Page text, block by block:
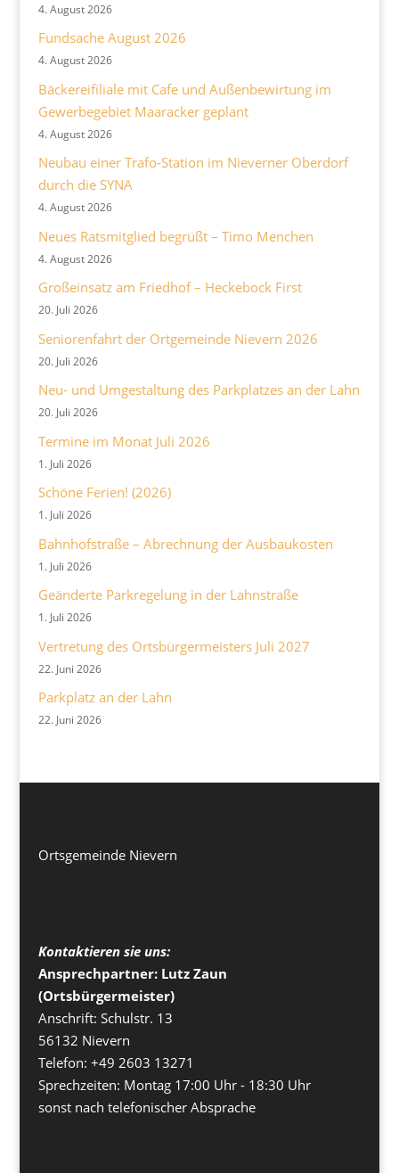
4. August 2026
Fundsache August 2026
4. August 2026
Bäckereifiliale mit Cafe und Außenbewirtung im
Gewerbegebiet Maaracker geplant
4. August 2026
Neubau einer Trafo-Station im Nieverner Oberdorf
durch die SYNA
4. August 2026
Neues Ratsmitglied begrüßt – Timo Menchen
4. August 2026
Großeinsatz am Friedhof – Heckebock First
20. Juli 2026
Seniorenfahrt der Ortgemeinde Nievern 2026
20. Juli 2026
Neu- und Umgestaltung des Parkplatzes an der Lahn
20. Juli 2026
Termine im Monat Juli 2026
1. Juli 2026
Schöne Ferien! (2026)
1. Juli 2026
Bahnhofstraße – Abrechnung der Ausbaukosten
1. Juli 2026
Geänderte Parkregelung in der Lahnstraße
1. Juli 2026
Vertretung des Ortsbürgermeisters Juli 2027
22. Juni 2026
Parkplatz an der Lahn
22. Juni 2026
Ortsgemeinde Nievern
Kontaktieren sie uns:
Ansprechpartner: Lutz Zaun
(Ortsbürgermeister)
Anschrift: Schulstr. 13
56132 Nievern
Telefon: +49 2603 13271
Sprechzeiten: Montag 17:00 Uhr - 18:30 Uhr
sonst nach telefonischer Absprache